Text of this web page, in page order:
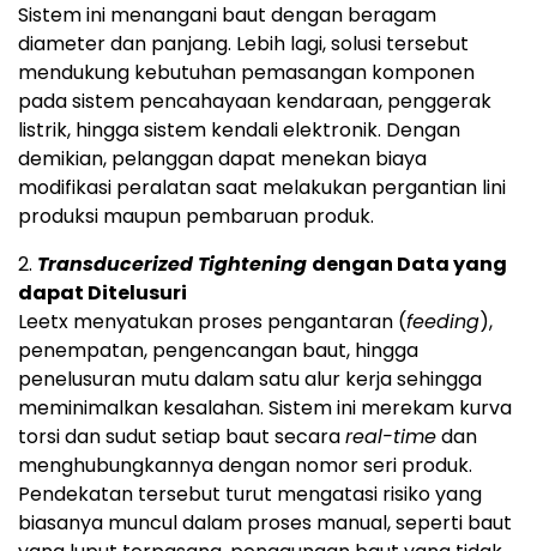
Sistem ini menangani baut dengan beragam
diameter dan panjang. Lebih lagi, solusi tersebut
mendukung kebutuhan pemasangan komponen
pada sistem pencahayaan kendaraan, penggerak
listrik, hingga sistem kendali elektronik. Dengan
demikian, pelanggan dapat menekan biaya
modifikasi peralatan saat melakukan pergantian lini
produksi maupun pembaruan produk.
2. Transducerized Tightening dengan Data yang
dapat Ditelusuri
Leetx menyatukan proses pengantaran (feeding),
penempatan, pengencangan baut, hingga
penelusuran mutu dalam satu alur kerja sehingga
meminimalkan kesalahan. Sistem ini merekam kurva
torsi dan sudut setiap baut secarareal-timedan
menghubungkannya dengan nomor seri produk.
Pendekatan tersebut turut mengatasi risiko yang
biasanya muncul dalam proses manual, seperti baut